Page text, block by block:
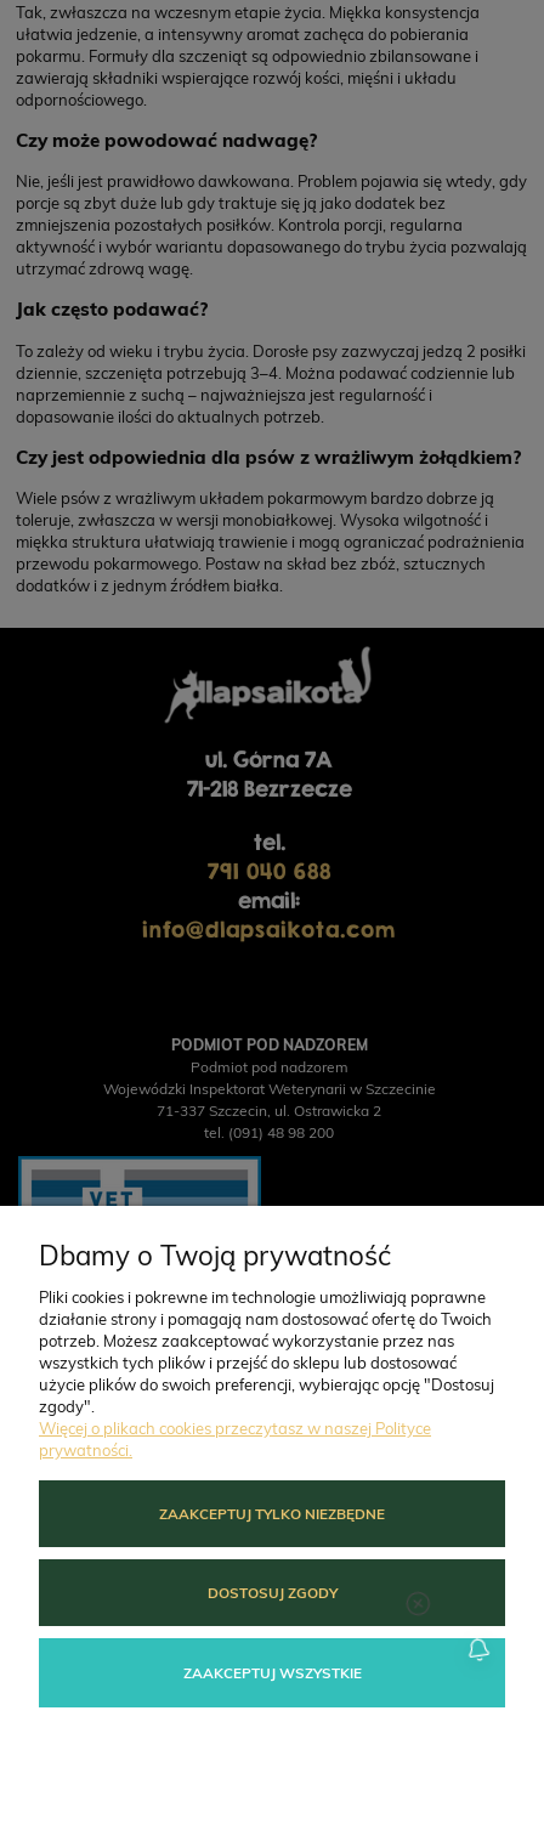
Tak, zwłaszcza na wczesnym etapie życia. Miękka konsystencja
ułatwia jedzenie, a intensywny aromat zachęca do pobierania
pokarmu. Formuły dla szczeniąt są odpowiednio zbilansowane i
zawierają składniki wspierające rozwój kości, mięśni i układu
odpornościowego.
Czy może powodować nadwagę?
Nie, jeśli jest prawidłowo dawkowana. Problem pojawia się wtedy, gdy
porcje są zbyt duże lub gdy traktuje się ją jako dodatek bez
zmniejszenia pozostałych posiłków. Kontrola porcji, regularna
aktywność i wybór wariantu dopasowanego do trybu życia pozwalają
utrzymać zdrową wagę.
Jak często podawać?
To zależy od wieku i trybu życia. Dorosłe psy zazwyczaj jedzą 2 posiłki
dziennie, szczenięta potrzebują 3–4. Można podawać codziennie lub
naprzemiennie z suchą – najważniejsza jest regularność i
dopasowanie ilości do aktualnych potrzeb.
Czy jest odpowiednia dla psów z wrażliwym żołądkiem?
Wiele psów z wrażliwym układem pokarmowym bardzo dobrze ją
toleruje, zwłaszcza w wersji monobiałkowej. Wysoka wilgotność i
miękka struktura ułatwiają trawienie i mogą ograniczać podrażnienia
przewodu pokarmowego. Postaw na skład bez zbóż, sztucznych
dodatków i z jednym źródłem białka.
ul. Górna 7A
71-218 Bezrzecze
tel.
791 040 688
email:
info@dlapsaikota.com
PODMIOT POD NADZOREM
Podmiot pod nadzorem
Wojewódzki Inspektorat Weterynarii w Szczecinie
71-337 Szczecin, ul. Ostrawicka 2
tel. (091) 48 98 200
Główny inspektorat weterynarii
Obrót detaliczny produktami otc na odległość
CO NAS WYRÓŻNIA
O FIRMIE
Dbamy o Twoją prywatność
Pliki cookies i pokrewne im technologie umożliwiają poprawne
działanie strony i pomagają nam dostosować ofertę do Twoich
potrzeb. Możesz zaakceptować wykorzystanie przez nas
wszystkich tych plików i przejść do sklepu lub dostosować
użycie plików do swoich preferencji, wybierając opcję "Dostosuj
zgody".
Więcej o plikach cookies przeczytasz w naszej Polityce
prywatności.
ZAAKCEPTUJ TYLKO NIEZBĘDNE
DOSTOSUJ ZGODY
ZAAKCEPTUJ WSZYSTKIE